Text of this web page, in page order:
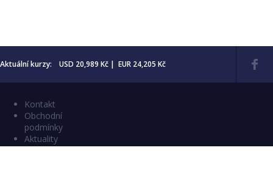
Aktuální kurzy: USD 20,989 Kč | EUR 24,205 Kč
Kontakt
Obchodní
podmínky
Aktuality